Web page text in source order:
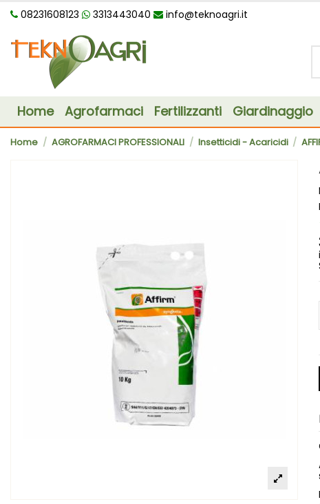
08231608123 3313443040 info@teknoagri.it
Home Agrofarmaci Fertilizzanti Giardinaggio
Home AGROFARMACI PROFESSIONALI Insetticidi - Acaricidi